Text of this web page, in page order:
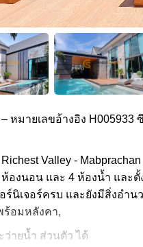
หมายเลขอ้างอิง
Valley -
ห้องนอน และ 4 ห้องน้ำ และ
นิเจอร์ครบ และยังมีสิ่งอำ
ร้อมหลังคา,
ายน้ำ ส่วนตัว ได้